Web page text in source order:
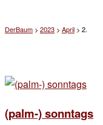
DerBaum > 2023 > April > 2.
(palm-) sonntags